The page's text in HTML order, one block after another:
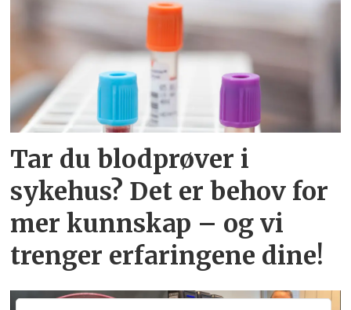
Tar du blodprøver i
sykehus? Det er behov for
mer kunnskap – og vi
trenger erfaringene dine!